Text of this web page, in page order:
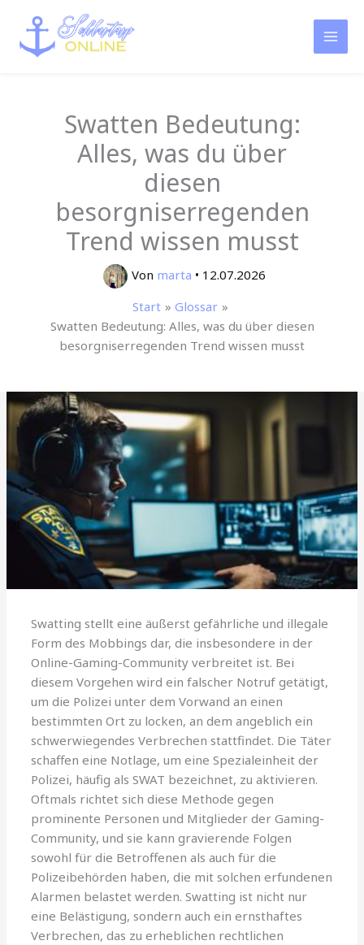
Inhalt
springen
Swatten Bedeutung:
Alles, was du über
diesen
besorgniserregenden
Trend wissen musst
Von marta • 12.07.2026
Start
Glossar
Swatten Bedeutung: Alles, was du über diesen
besorgniserregenden Trend wissen musst
Swatting stellt eine äußerst gefährliche und illegale
Form des Mobbings dar, die insbesondere in der
Online-Gaming-Community verbreitet ist. Bei
diesem Vorgehen wird ein falscher Notruf getätigt,
um die Polizei unter dem Vorwand an einen
bestimmten Ort zu locken, an dem angeblich ein
schwerwiegendes Verbrechen stattfindet. Die Täter
schaffen eine Notlage, um eine Spezialeinheit der
Polizei, häufig als SWAT bezeichnet, zu aktivieren.
Oftmals richtet sich diese Methode gegen
prominente Personen und Mitglieder der Gaming-
Community, und sie kann gravierende Folgen
sowohl für die Betroffenen als auch für die
Polizeibehörden haben, die mit solchen erfundenen
Alarmen belastet werden. Swatting ist nicht nur
eine Belästigung, sondern auch ein ernsthaftes
Verbrechen, das zu erheblichen rechtlichen